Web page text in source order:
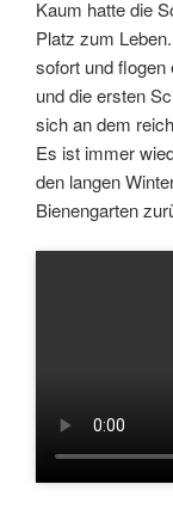
Kaum hatte die
Platz zum
sofort und
und die ersten
sich an dem
Es ist immer
den langen
Bienengarten